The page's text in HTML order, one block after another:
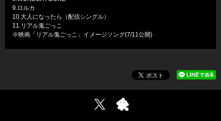
9.ロルカ
10.大人になったら（配信シングル）
11.リアル鬼ごっこ
※映画「リアル鬼ごっこ」イメージソング(7/11公開)